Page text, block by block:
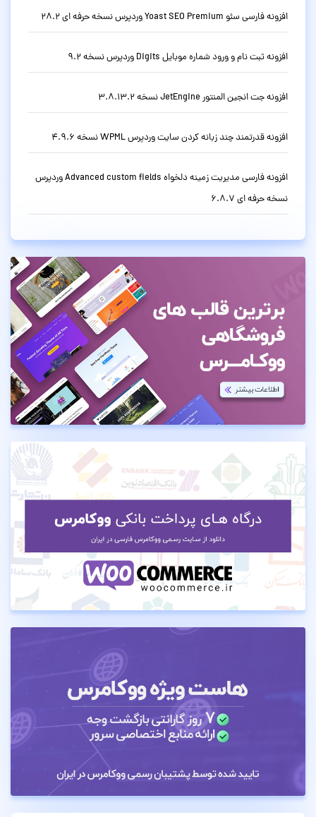
افزونه فارسی سئو Yoast SEO Premium وردپرس نسخه حرفه ای 28.2
افزونه ثبت نام و ورود شماره موبایل Digits وردپرس نسخه 9.2
افزونه جت انجین المنتور JetEngine نسخه 3.8.13.2
افزونه قدرتمند چند زبانه کردن سایت وردپرس WPML نسخه 4.9.6
افزونه فارسی مدیریت زمینه دلخواه Advanced custom fields وردپرس
نسخه حرفه ای 6.8.7